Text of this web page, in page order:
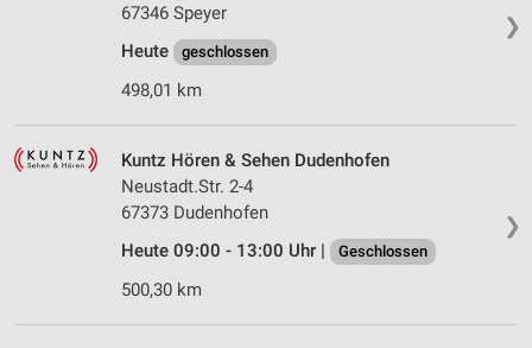
❯
67346 Speyer
Heute
geschlossen
498,01 km
❯
Kuntz Hören & Sehen Dudenhofen
Neustadt.Str. 2-4
67373 Dudenhofen
Heute 09:00 - 13:00 Uhr |
Geschlossen
500,30 km